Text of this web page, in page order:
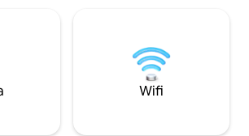
deberán
fundas
ajustables y toallas, a
previamente con
solo por un vino y
océano de
extensa cubierta
Wifi